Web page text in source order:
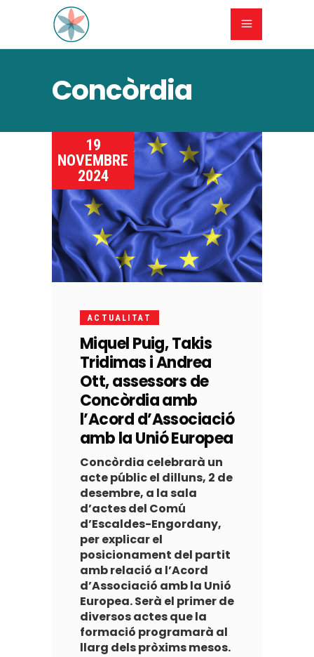
Concòrdia
19
NOVEMBRE
2024
ACTUALITAT
Miquel Puig, Takis
Tridimas i Andrea
Ott, assessors de
Concòrdia amb
l’Acord d’Associació
amb la Unió Europea
Concòrdia celebrarà un
acte públic el dilluns, 2 de
desembre, a la sala
d’actes del Comú
d’Escaldes-Engordany,
per explicar el
posicionament del partit
amb relació a l’Acord
d’Associació amb la Unió
Europea. Serà el primer de
diversos actes que la
formació programarà al
llarg dels pròxims mesos.